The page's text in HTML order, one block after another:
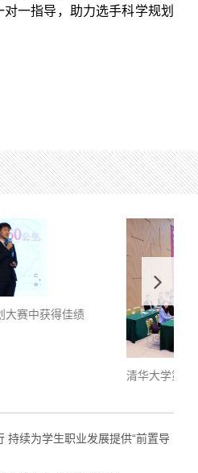
一指导，助力选手科学规划
持续为学生职业发展提供“前置导